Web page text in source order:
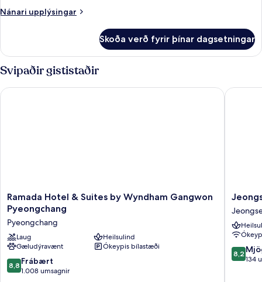
Nánari upplýsingar
Nánari
(Daffodil)
Skoða verð fyrir þínar dagsetningar
Svipaðir gististaðir
Ramada
Hotel
Suites
by
Wyndham
Gangwon
Pyeongchang
Ramada Hotel & Suites by Wyndham Gangwon
Pyeongchang
Pyeongchang
Laug
Heilsulind
Gæludýravænt
Ókeypis bílastæði
8.8
af
8,8 Frábært
1.008 umsagnir
Ramada Hotel & Suites by Wyndham Gangwon Pyeongchang
JS
Grand
Palace
Hotel
8.2
af
8,2
134